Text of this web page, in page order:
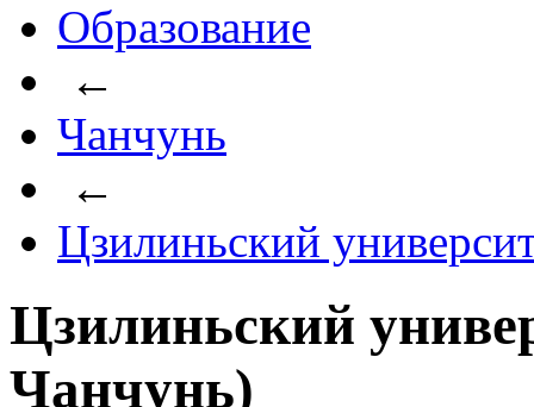
Образование
←
Чанчунь
←
Цзилиньский
Цзилиньский
Чанчунь)